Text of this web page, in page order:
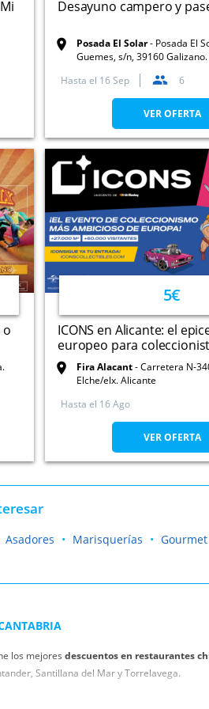
Desayuno campero y
Posada El Solar
Posada El
Guemes, s/n, 39160
Hasta el 16 Sep 6
VER OFERTA
o
5€
ICONS en Alicante: el
europeo para
Fira Alacant Carretera N-
Elche/elx. Alicante
Hasta el 16 Ago
VER OFERTA
Asadores Marisquerías
Gourmet
los mejores descuentos en restaurantes
Santillana del Mar y Torrelavega.